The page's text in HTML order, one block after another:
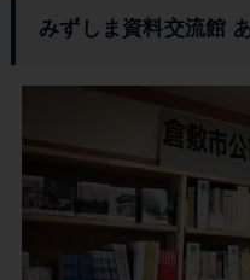
みずしま資料交流館